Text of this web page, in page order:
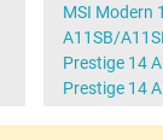
MSI Modern
A11SB/
Prestige 14
Prestige 14